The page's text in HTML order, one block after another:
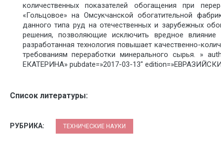
количественных показателей обогащения при
«Гольцовое» на Омсукчанской обогатительной
данного типа руд на отечественных и зарубежных
решения, позволяющие исключить вредное
разработанная технология повышает качественно-
требованиям переработки минерального сырья. »
ЕКАТЕРИНА» pubdate=»2017-03-13″
Список литературы:
РУБРИКА: ТЕХНИЧЕСКИЕ НАУКИ